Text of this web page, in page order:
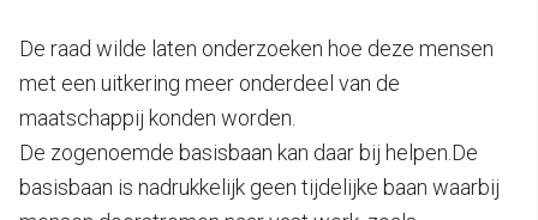
De raad wilde laten onderzoeken hoe deze mensen
met een uitkering meer onderdeel van de
maatschappij konden worden.
De zogenoemde basisbaan kan daar bij helpen.De
basisbaan is nadrukkelijk geen tijdelijke baan waarbij